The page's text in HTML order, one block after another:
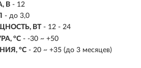
В - 12
- до 3,0
ВТ - 12 - 24
°C - -30 ~ +50
°C - 20 ~ +35 (до 3 месяцев)